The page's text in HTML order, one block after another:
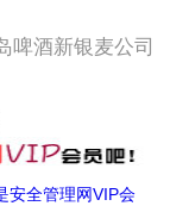
酒新银麦公司
安全管理网VIP会